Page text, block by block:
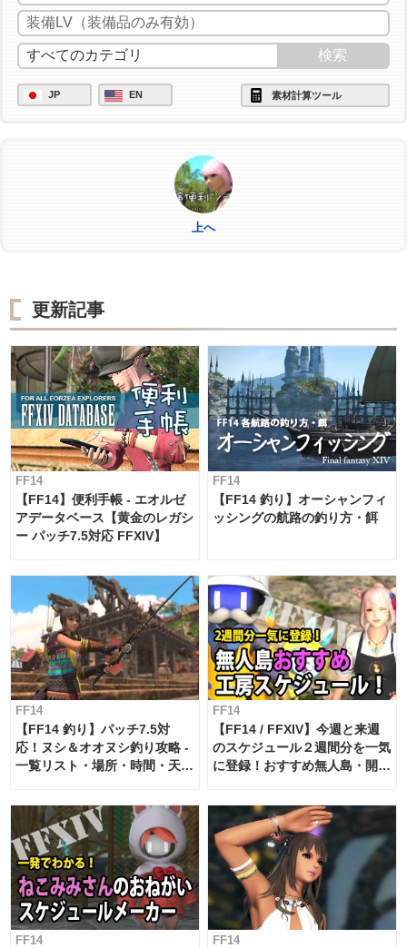
/ac "イノベーション" <wait.2>
/ac "匠の神業" <wait.3>
/ac "グレートストライド" <wait.2>
/ac "ビエルゴの祝福" <wait.3>
JP EN 素材計算ツール
上へ
更新記事
FF14
【FF14】便利手帳 - エオルゼ
アデータベース【黄金のレガシ
ー パッチ7.5対応 FFXIV】
FF14
【FF14 釣り】オーシャンフィ
ッシングの航路の釣り方・餌
FF14
【FF14 釣り】パッチ7.5対
応！ヌシ＆オオヌシ釣り攻略 -
一覧リスト・場所・時間・天
FF14
【FF14 / FFXIV】今週と来週
のスケジュール２週間分を一気
に登録！おすすめ無人島・開拓
FF14 FF14